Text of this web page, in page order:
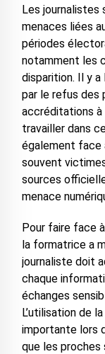
Les
menaces liées
périodes
notamment les
disparition. Il y
par le refus des
accréditations
travailler dans
également face
souvent
sources
menace
Pour faire face
la formatrice a
journaliste doit
chaque
échanges
L’utilisation de
importante lors
que les proches